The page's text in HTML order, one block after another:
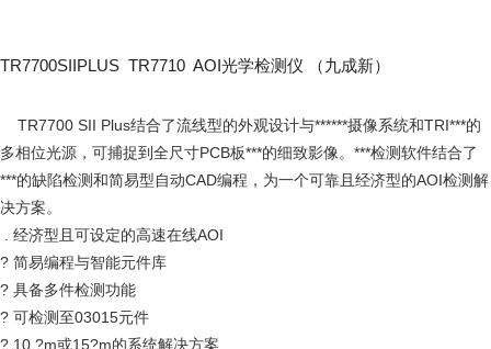
TR7700SIIPLUS TR7710 AOI光学检测仪 （九成新）
多相位光源，可捕捉到全尺寸PCB板***的细致影像。***检测软件结合了
***的缺陷检测和简易型自动CAD编程，为一个可靠且经济型的AOI检测解
决方案。
. 经济型且可设定的高速在线AOI
? 简易编程与智能元件库
? 具备多件检测功能
? 可检测至03015元件
? 10 ?m或15?m的系统解决方案